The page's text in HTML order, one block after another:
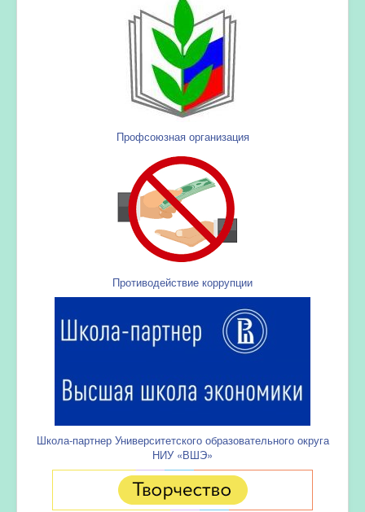
Профсоюзная организация
Противодействие коррупции
Школа-партнер Университетского образовательного округа
НИУ «ВШЭ»